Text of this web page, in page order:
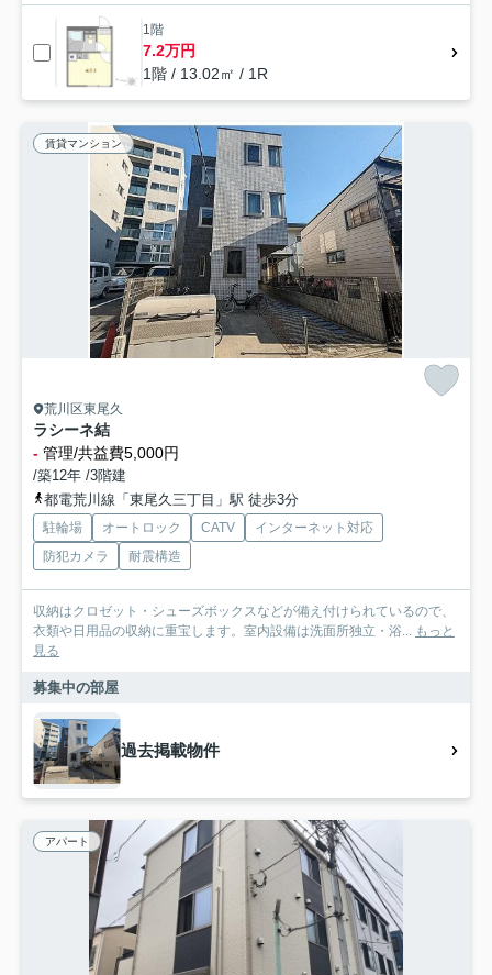
1階
7.2万円
1階 / 13.02㎡ / 1R
賃貸マンション
荒川区東尾久
ラシーネ結
- 管理/共益費5,000円
/築12年 /3階建
都電荒川線「東尾久三丁目」駅 徒歩3分
駐輪場 オートロック CATV
インターネット対応
防犯カメラ
耐震構造
収納はクロゼット・シューズボックスなどが備え付けられているので、
衣類や日用品の収納に重宝します。室内設備は洗面所独立・浴... もっと
見る
募集中の部屋
過去掲載物件
アパート